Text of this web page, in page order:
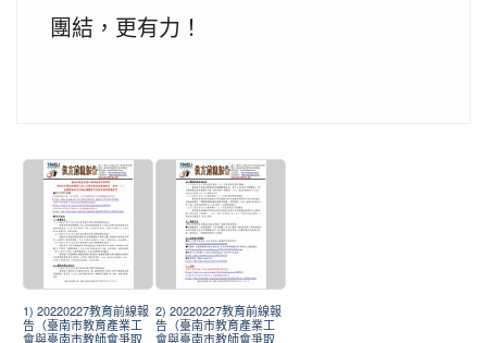
團結，更有力！
1) 20220227教育前線報
告（臺南市教育產業工
會與臺南市教師會爭取
2) 20220227教育前線報
告（臺南市教育產業工
會與臺南市教師會爭取